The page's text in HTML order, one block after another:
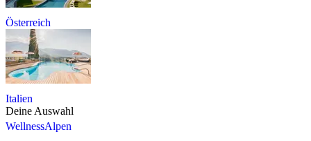
Österreich
Italien
Deine Auswahl
WellnessAlpen